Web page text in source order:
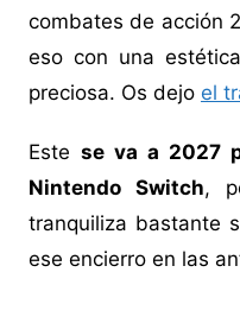
combates de acción
eso con una
preciosa. Os dejo el
Este se va a 2027
Nintendo Switch,
tranquiliza bastante
ese encierro en las